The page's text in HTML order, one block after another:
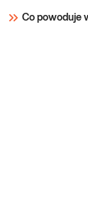
Co powoduje